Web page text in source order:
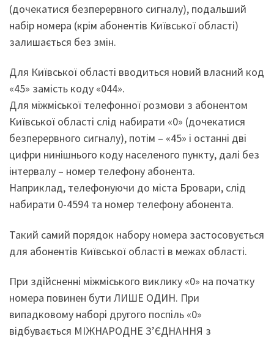
(дочекатися безперервного сигналу), подальший
набір номера (крім абонентів Київської області)
залишається без змін.
Для Київської області вводиться новий власний код
«45» замість коду «044».
Для міжміської телефонної розмови з абонентом
Київської області слід набирати «0» (дочекатися
безперервного сигналу), потім – «45» і останні дві
цифри нинішнього коду населеного пункту, далі без
інтервалу – номер телефону абонента.
Наприклад, телефонуючи до міста Бровари, слід
набирати 0-4594 та номер телефону абонента.
Такий самий порядок набору номера застосовується
для абонентів Київської області в межах області.
При здійсненні міжміського виклику «0» на початку
номера повинен бути ЛИШЕ ОДИН. При
випадковому наборі другого поспіль «0»
відбувається МІЖНАРОДНЕ З’ЄДНАННЯ з